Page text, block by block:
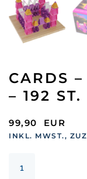
CARDS
– 192 ST.
99,90 EUR
INKL. MWST.,